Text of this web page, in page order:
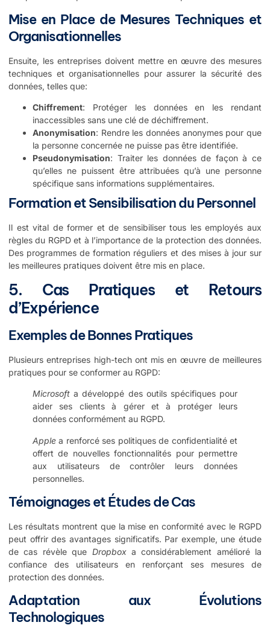
Mise en Place de Mesures Techniques et
Organisationnelles
Ensuite, les entreprises doivent mettre en œuvre des mesures
techniques et organisationnelles pour assurer la sécurité des
données, telles que:
Chiffrement: Protéger les données en les rendant
inaccessibles sans une clé de déchiffrement.
Anonymisation: Rendre les données anonymes pour que
la personne concernée ne puisse pas être identifiée.
Pseudonymisation: Traiter les données de façon à ce
qu’elles ne puissent être attribuées qu’à une personne
spécifique sans informations supplémentaires.
Formation et Sensibilisation du Personnel
Il est vital de former et de sensibiliser tous les employés aux
règles du RGPD et à l’importance de la protection des données.
Des programmes de formation réguliers et des mises à jour sur
les meilleures pratiques doivent être mis en place.
5. Cas Pratiques et Retours
d’Expérience
Exemples de Bonnes Pratiques
Plusieurs entreprises high-tech ont mis en œuvre de meilleures
pratiques pour se conformer au RGPD:
Microsoft a développé des outils spécifiques pour
aider ses clients à gérer et à protéger leurs
données conformément au RGPD.
Apple a renforcé ses politiques de confidentialité et
offert de nouvelles fonctionnalités pour permettre
aux utilisateurs de contrôler leurs données
personnelles.
Témoignages et Études de Cas
Les résultats montrent que la mise en conformité avec le RGPD
peut offrir des avantages significatifs. Par exemple, une étude
de cas révèle que Dropboxa considérablement amélioré la
confiance des utilisateurs en renforçant ses mesures de
protection des données.
Adaptation aux Évolutions
Technologiques